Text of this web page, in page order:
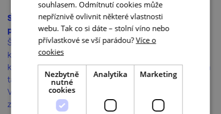
Stavba v sobě ukrývá i vstup do původního
pískovcového sklepa. Tím jsou vinné sklepy v Novém
Šaldorfu na Znojemsku ojedinělé – jsou hluboké
kolem 10–15 metrů a vykopané do pískovce, který
kdysi býval mořským dnem. Pískovec je velmi pevný, a
tak jsou místní sklepy samonosné, nemusí se klenout.
Ve Špalku vás navíc kromě vína průběžně překvapí
zážitkovou gastronomií.
souhlasem. Odmítnutí cookies může
nepříznivě ovlivnit některé vlastnosti
webu. Tak co si dáte – stolní víno nebo
přívlastkové se vší parádou?Více o
cookies
Nezbytně
nutné
cookies
Analytika Marketing